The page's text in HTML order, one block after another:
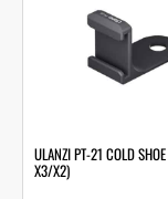
ULANZI PT-21 COLD
X3/X2)